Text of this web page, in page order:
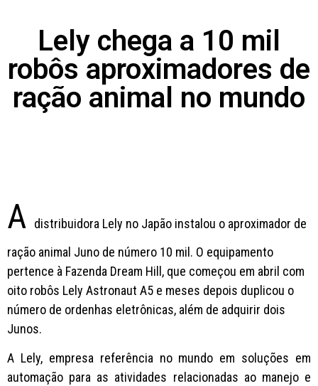
Lely chega a 10 mil
robôs aproximadores de
ração animal no mundo
A distribuidora Lely no Japão instalou o aproximador de
ração animal Juno de número 10 mil. O equipamento
pertence à Fazenda Dream Hill, que começou em abril com
oito robôs Lely Astronaut A5 e meses depois duplicou o
número de ordenhas eletrônicas, além de adquirir dois
Junos.
A Lely, empresa referência no mundo em soluções em
automação para as atividades relacionadas ao manejo e